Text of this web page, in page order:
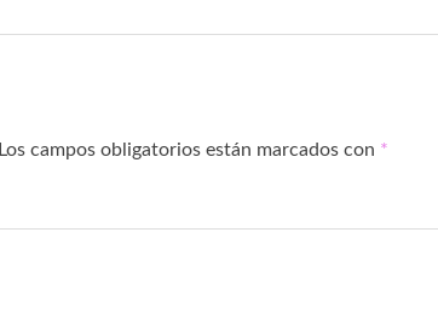
Los campos obligatorios están marcados con *